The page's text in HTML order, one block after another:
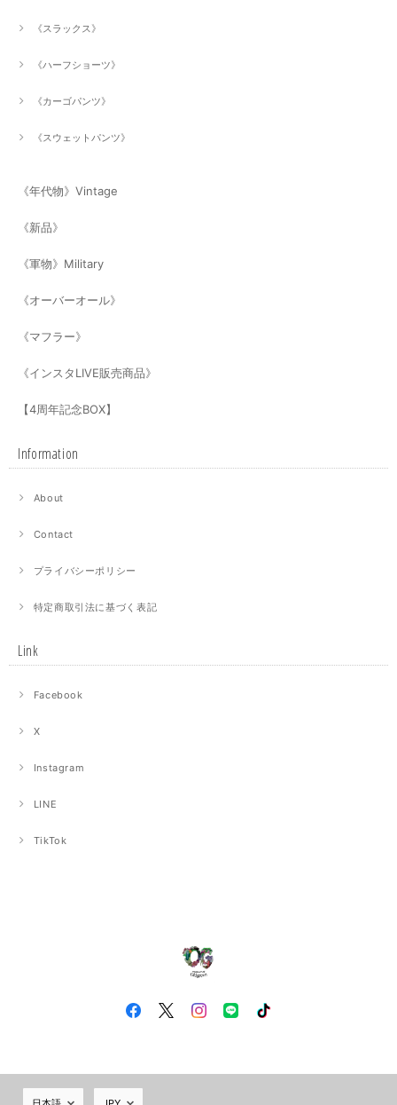
《スラックス》
《ハーフショーツ》
《カーゴパンツ》
《スウェットパンツ》
《年代物》Vintage
《新品》
《軍物》Military
《オーバーオール》
《マフラー》
《インスタLIVE販売商品》
【4周年記念BOX】
Information
About
Contact
プライバシーポリシー
特定商取引法に基づく表記
Link
Facebook
X
Instagram
LINE
TikTok